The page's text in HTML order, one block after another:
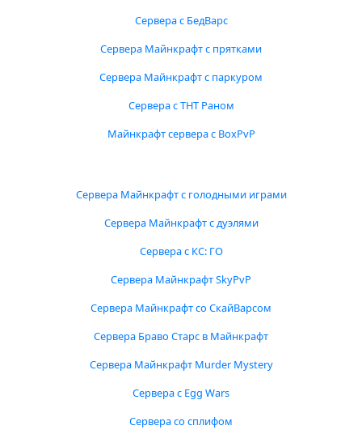
Сервера с БедВарс
Сервера Майнкрафт с прятками
Сервера Майнкрафт с паркуром
Сервера с ТНТ Раном
Майнкрафт сервера с BoxPvP
Сервера Майнкрафт с голодными играми
Сервера Майнкрафт с дуэлями
Сервера с КС: ГО
Сервера Майнкрафт SkyPvP
Сервера Майнкрафт со СкайВарсом
Сервера Браво Старс в Майнкрафт
Сервера Майнкрафт Murder Mystery
Сервера с Egg Wars
Сервера со сплифом